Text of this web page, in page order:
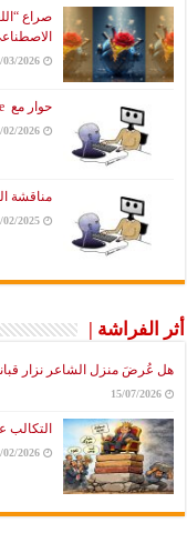
صراع
03/2026
حوار مع AI Claude حول التاريخ والحقيقة
02/2026
مناقشة
02/2025
أثر الفراشة |
هل عُرضَ منزل الشاعر نزار
15/07/2026
02/2026